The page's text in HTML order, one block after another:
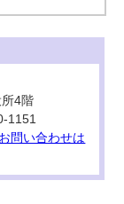
4階
1151
問い合わせは